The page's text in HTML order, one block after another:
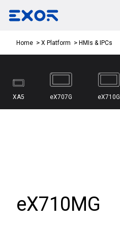
Home X Platform HMIs & IPCs
XA5 eX707G eX710G
eX710MG